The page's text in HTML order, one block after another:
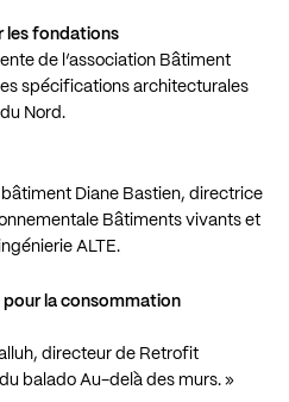
les fondations
de l’association Bâtiment
spécifications architecturales
Nord.
Diane Bastien, directrice
Bâtiments vivants et
ALTE.
pour la consommation
directeur de Retrofit
balado Au-delà des murs. »